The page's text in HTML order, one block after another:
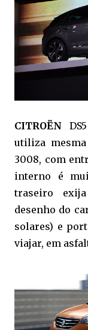
CITROËN
utiliza
3008, com
interno é
traseiro
desenho do
solares) e
viajar, em